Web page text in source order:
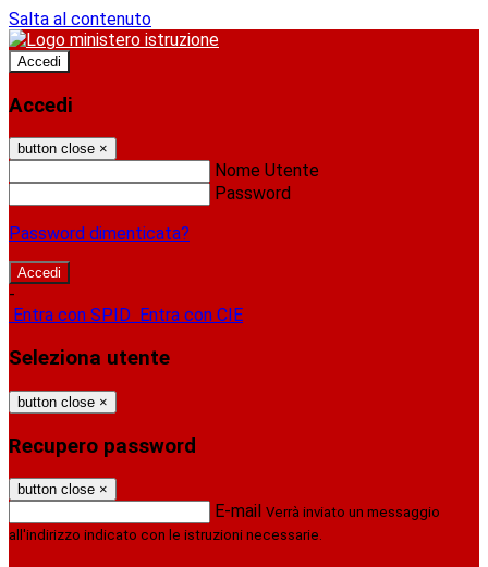
Salta al contenuto
Accedi
Accedi
button close ×
Nome Utente
Password
Password dimenticata?
-
Entra con SPID Entra con CIE
Seleziona utente
button close ×
Recupero password
button close ×
E-mail Verrà inviato un messaggio
all'indirizzo indicato con le istruzioni necessarie.